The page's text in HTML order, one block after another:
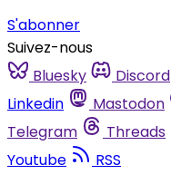
S'abonner
Suivez-nous
Bluesky
Discord
Linkedin
Mastodon
Telegram
Threads
Youtube
RSS